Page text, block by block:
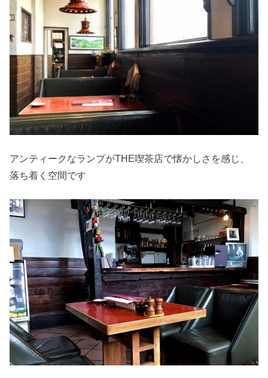
アンティークなランプがTHE喫茶店で懐かしさを感じ、
落ち着く空間です